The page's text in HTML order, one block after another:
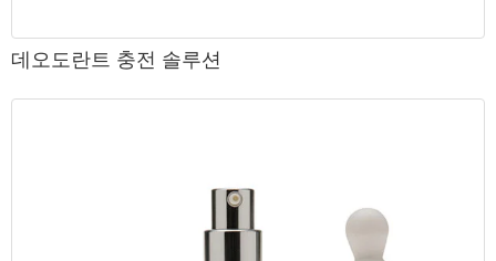
데오도란트 충전 솔루션